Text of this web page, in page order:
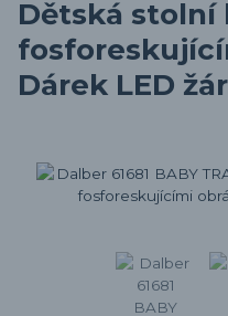
Dětská stolní
Dárek LED